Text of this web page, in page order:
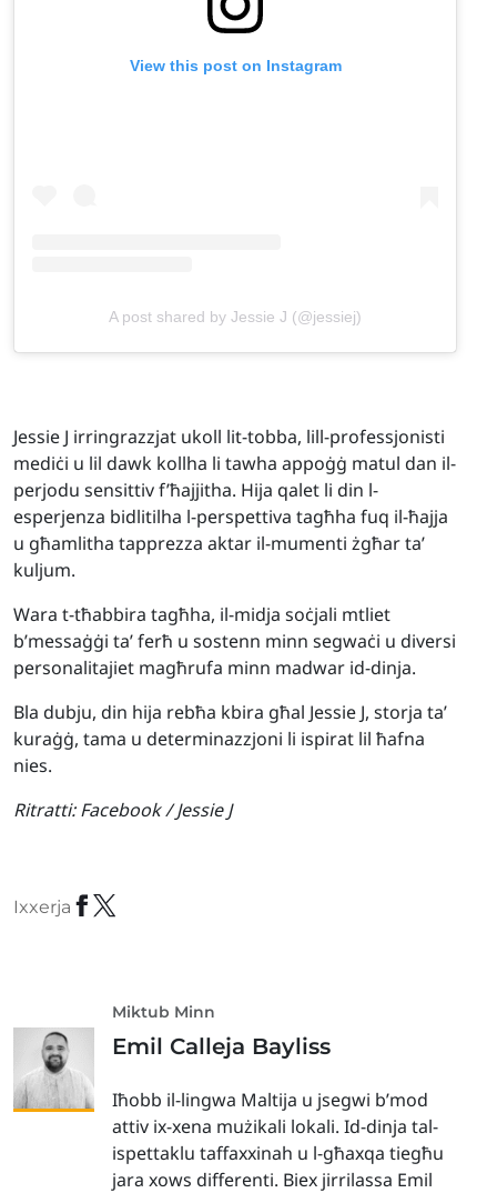
View this post on Instagram
A post shared by Jessie J (@jessiej)
Jessie J irringrazzjat ukoll lit-tobba, lill-professjonisti
mediċi u lil dawk kollha li tawha appoġġ matul dan il-
perjodu sensittiv f’ħajjitha. Hija qalet li din l-
esperjenza bidlitilha l-perspettiva tagħha fuq il-ħajja
u għamlitha tapprezza aktar il-mumenti żgħar ta’
kuljum.
Wara t-tħabbira tagħha, il-midja soċjali mtliet
b’messaġġi ta’ ferħ u sostenn minn segwaċi u diversi
personalitajiet magħrufa minn madwar id-dinja.
Bla dubju, din hija rebħa kbira għal Jessie J, storja ta’
kuraġġ, tama u determinazzjoni li ispirat lil ħafna
nies.
Ritratti: Facebook / Jessie J
Ixxerja
Miktub Minn
Emil Calleja Bayliss
Iħobb il-lingwa Maltija u jsegwi b’mod
attiv ix-xena mużikali lokali. Id-dinja tal-
ispettaklu taffaxxinah u l-għaxqa tiegħu
jara xows differenti. Biex jirrilassa Emil